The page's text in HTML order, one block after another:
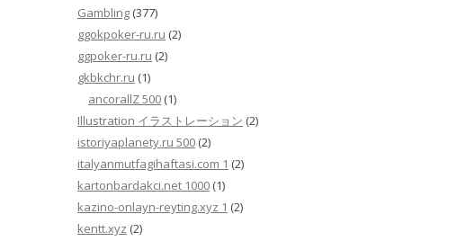
Gambling (377)
ggokpoker-ru.ru (2)
ggpoker-ru.ru (2)
gkbkchr.ru (1)
ancorallZ 500 (1)
Illustration イラストレーション (2)
istoriyaplanety.ru 500 (2)
italyanmutfagihaftasi.com 1 (2)
kartonbardakci.net 1000 (1)
kazino-onlayn-reyting.xyz 1 (2)
kentt.xyz (2)